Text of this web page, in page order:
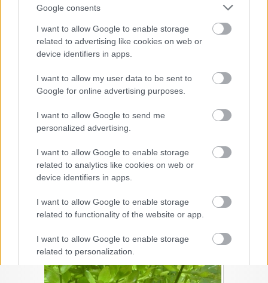
Google consents
I want to allow Google to enable storage
related to advertising like cookies on web or
device identifiers in apps.
I want to allow my user data to be sent to
Google for online advertising purposes.
I want to allow Google to send me
personalized advertising.
I want to allow Google to enable storage
related to analytics like cookies on web or
device identifiers in apps.
I want to allow Google to enable storage
related to functionality of the website or app.
I want to allow Google to enable storage
related to personalization.
I want to allow Google to enable storage
Kb. ötven faja trópusi és szubtrópusi alámerült vízi
növény. Akváriumokban a szárölelő kerek levelű
-t termesztik. Dugványról szaporítjuk.
A bacopa nemhez tartozó fajok:
Bacopa australis
- akváriumi növény
növény
Bacopa crenata- lassú növekedésű akváriumi növény
Madagascariensis Bacopa - akváriumi növény
Bacopa monnieri(kislevelű bakopa) - akváriumi növény
(valamint gyógyászati célokra használják)
Bacopa rotundifolia
http://www.tuja.hu/